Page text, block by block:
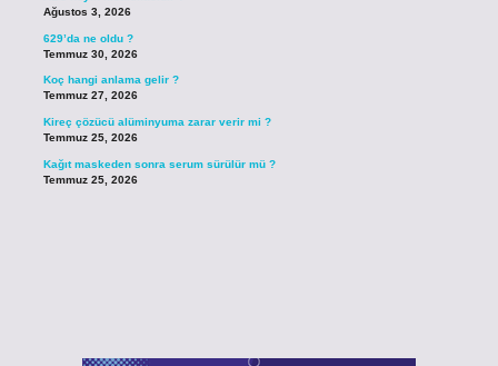
Ağustos 3, 2026
629’da ne oldu ?
Temmuz 30, 2026
Koç hangi anlama gelir ?
Temmuz 27, 2026
Kireç çözücü alüminyuma zarar verir mi ?
Temmuz 25, 2026
Kağıt maskeden sonra serum sürülür mü ?
Temmuz 25, 2026